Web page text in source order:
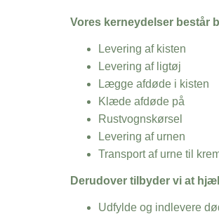
Vores kerneydelser består
Levering af kisten
Levering af ligtøj
Lægge afdøde i kisten
Klæde afdøde på
Rustvognskørsel
Levering af urnen
Transport af urne til
Derudover tilbyder vi at
Udfylde og indlevere